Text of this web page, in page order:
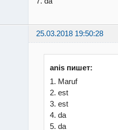
25.03.2018 19:50:28
anis пишет:
1. Maruf
2. est
3. est
4. da
5. da